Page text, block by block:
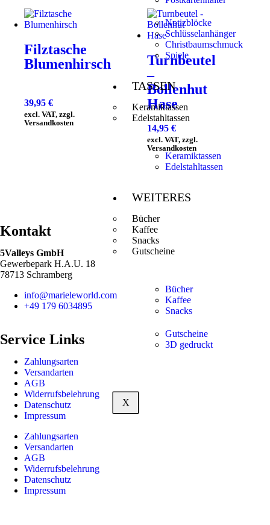
Notizblöcke
Schlüsselanhänger
Christbaumschmuck
Spiele
TASSEN
Keramiktassen
Edelstahltassen
Keramiktassen
Edelstahltassen
WEITERES
Bücher
Kaffee
Snacks
Gutscheine
Bücher
Kaffee
Snacks
Gutscheine
3D gedruckt
X
Filztasche
Blumenhirsch
39,95 €
excl. VAT, zzgl.
Versandkosten
Turnbeutel
–
Bollenhut
Hase
14,95 €
excl. VAT, zzgl.
Versandkosten
Kontakt
5Valleys GmbH
Gewerbepark H.A.U. 18
78713 Schramberg
info@marieleworld.com
+49 179 6034895
Service Links
Zahlungsarten
Versandarten
AGB
Widerrufsbelehrung
Datenschutz
Impressum
Zahlungsarten
Versandarten
AGB
Widerrufsbelehrung
Datenschutz
Impressum